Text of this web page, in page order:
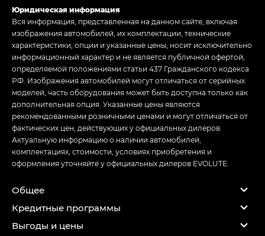
Юридическая информация
Вся информация, представленная на данном сайте, включая
изображения автомобилей, их комплектации, технические
характеристики, опции и указанные цены, носит исключительно
информационный характер и не является публичной офертой,
определяемой положениями статьи 437 Гражданского кодекса
РФ. Изображения автомобилей могут отличаться от серийных
моделей, часть оборудования может быть доступна только как
дополнительная опция. Указанные цены являются
рекомендованными розничными ценами и могут отличаться от
фактических цен, действующих у официальных дилеров.
Актуальную информацию о наличии автомобилей,
комплектациях, стоимости, условиях приобретения и
оформления уточняйте у официальных дилеров EVOLUTE.
Общее
Кредитные программы
Выгоды и цены